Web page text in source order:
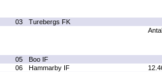
03
Turebergs FK
05
Boo IF
06 Hammarby IF